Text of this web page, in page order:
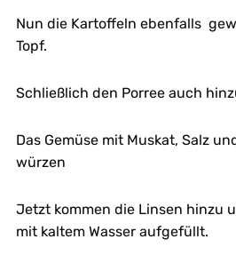
Nun die Kartoffeln ebenfalls
Topf.
Schließlich den Porree auch
Das Gemüse mit Muskat, Salz
würzen
Jetzt kommen die Linsen hinzu
mit kaltem Wasser aufgefüllt.